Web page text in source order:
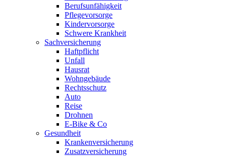
Berufsunfähigkeit
Pflegevorsorge
Kindervorsorge
Schwere Krankheit
Sachversicherung
Haftpflicht
Unfall
Hausrat
Wohngebäude
Rechtsschutz
Auto
Reise
Drohnen
E-Bike & Co
Gesundheit
Krankenversicherung
Zusatzversicherung